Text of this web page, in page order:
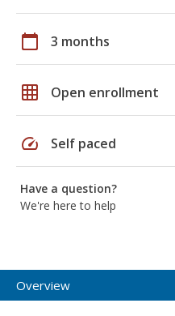
calendar_today 3 months
grid_on Open enrollment
speed Self paced
Have a question?
We're here to help
Overview